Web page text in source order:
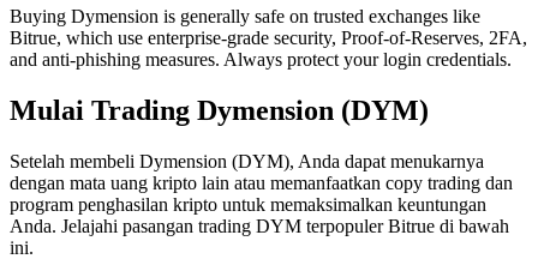
Buying Dymension is generally safe on trusted exchanges like
Bitrue, which use enterprise-grade security, Proof-of-Reserves, 2FA,
and anti-phishing measures. Always protect your login credentials.
Mulai Trading Dymension (DYM)
Setelah membeli Dymension (DYM), Anda dapat menukarnya
dengan mata uang kripto lain atau memanfaatkan copy trading dan
program penghasilan kripto untuk memaksimalkan keuntungan
Anda. Jelajahi pasangan trading DYM terpopuler Bitrue di bawah
ini.